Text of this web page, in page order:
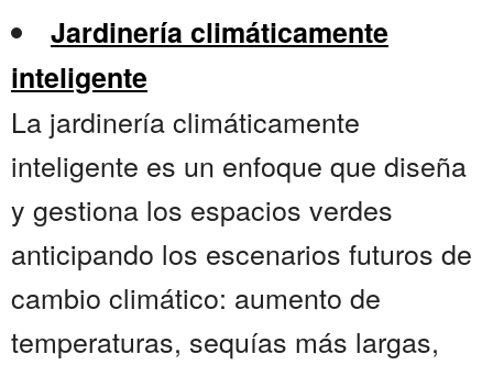
Jardinería climáticamente
inteligente
La jardinería climáticamente
inteligente es un enfoque que diseña
y gestiona los espacios verdes
anticipando los escenarios futuros de
cambio climático: aumento de
temperaturas, sequías más largas,